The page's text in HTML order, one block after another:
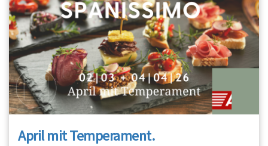
April mit Temperament.